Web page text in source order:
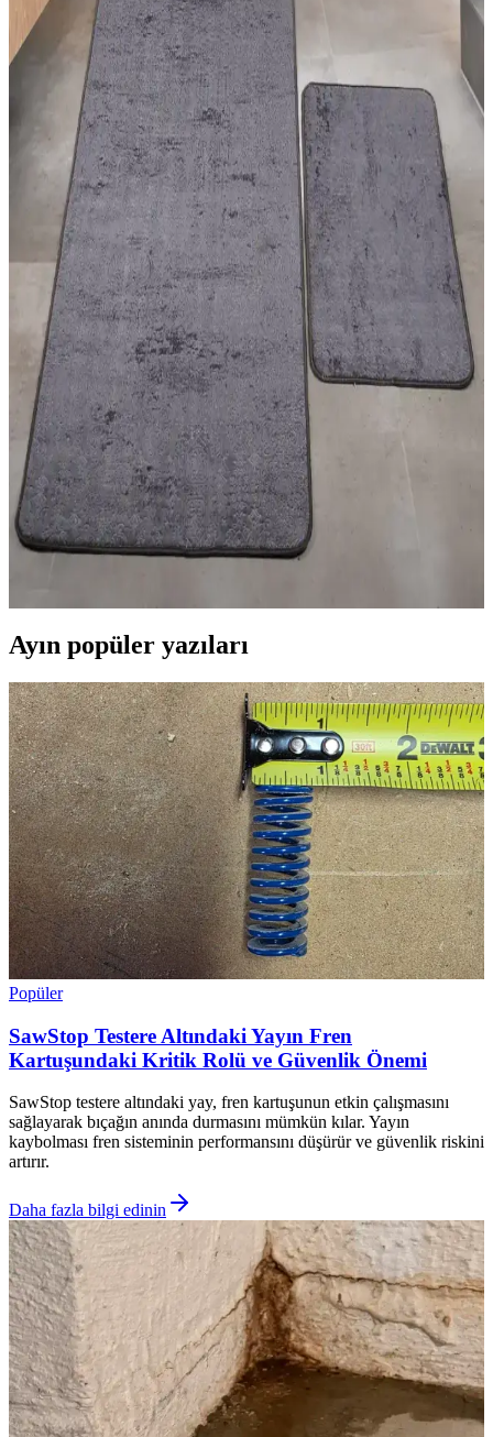
Yatak Odası Dekorasyonunda Modern Halı
Modelleri ve Uygun Seçim İpuçları
Yatak odası dekorasyonunda modern halıların özellikleri, renk ve
desen uyumu, kullanım önerileri ve seçim ipuçlarıyla şık ve
fonksiyonel alanlar yaratın.
Halise Home Halı: Kaliteli ve Estetik Halı
Seçenekleri ile Mekânlarınızı Güzelleştirin
Halise Home Halı, çeşitli desen ve renk seçenekleriyle dayanıklı ve
bakım kolay halılar sunarak yaşam alanlarınızı estetik ve konforlu
hale getirir.
Halı ve Kilim Seçimiyle Estetik ve Fonksiyonel İç
Mekan Dekorasyonu Rehberi
Halı ve kilimler, iç mekanlara sıcaklık ve karakter katar. Malzeme,
desen ve kullanım alanlarına göre doğru seçim yaparak yaşam
alanlarınızı estetik ve fonksiyonel hale getirin.
Banyo Güvenliği ve Estetiği İçin 2'li Paspas Seçimi
ve Bakım İpuçları
Banyo paspasları, kaymaz taban ve su emici özellikleriyle güvenlik
ve hijyen sağlar. 2'li modeller, estetik ve fonksiyonellik sunar,
Ayın popüler yazıları
Popüler
SawStop Testere Altındaki Yayın Fren
Kartuşundaki Kritik Rolü ve Güvenlik Önemi
SawStop testere altındaki yay, fren kartuşunun etkin çalışmasını
sağlayarak bıçağın anında durmasını mümkün kılar. Yayın
kaybolması fren sisteminin performansını düşürür ve güvenlik riskini
artırır.
Daha fazla bilgi edinin